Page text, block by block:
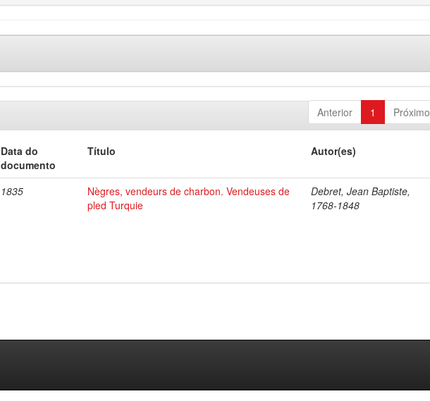
Anterior 1 Próximo
Data do
documento
Título Autor(es)
1835
Nègres, vendeurs de charbon. Vendeuses de
pled Turquie
Debret, Jean Baptiste,
1768-1848